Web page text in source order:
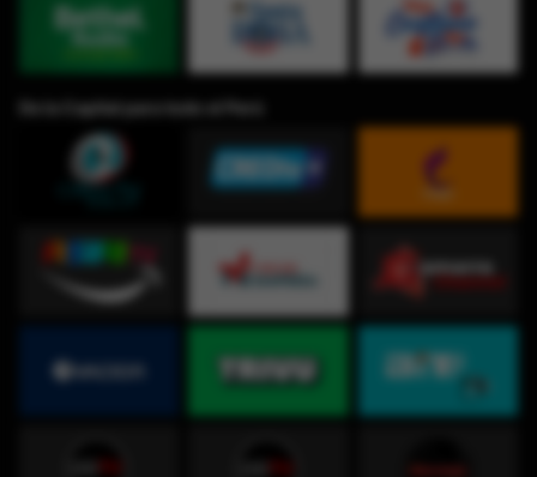
De la Capital para todo el Perú